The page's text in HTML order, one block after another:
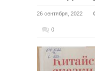
26 сентября, 2022
0